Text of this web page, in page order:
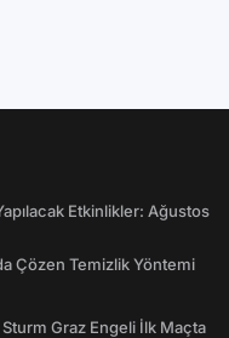
Etkinlikler: Ağustos
Çözen Temizlik Yöntemi
Graz Engeli İlk Maçta